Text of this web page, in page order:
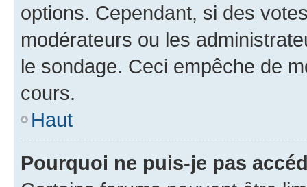
options. Cependant, si des
modérateurs ou les
le sondage. Ceci empêche de
cours.
Haut
Pourquoi ne puis-je pas